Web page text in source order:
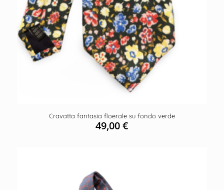
Cravatta fantasia floerale su fondo verde
49,00€